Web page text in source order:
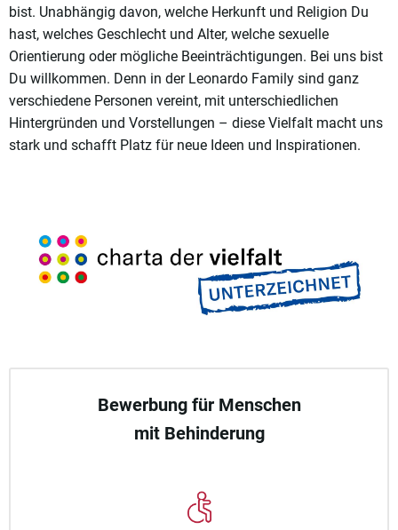
bist. Unabhängig davon, welche Herkunft und Religion Du
hast, welches Geschlecht und Alter, welche sexuelle
Orientierung oder mögliche Beeinträchtigungen. Bei uns bist
Du willkommen. Denn in der Leonardo Family sind ganz
verschiedene Personen vereint, mit unterschiedlichen
Hintergründen und Vorstellungen – diese Vielfalt macht uns
stark und schafft Platz für neue Ideen und Inspirationen.
Bewerbung für Menschen
mit Behinderung